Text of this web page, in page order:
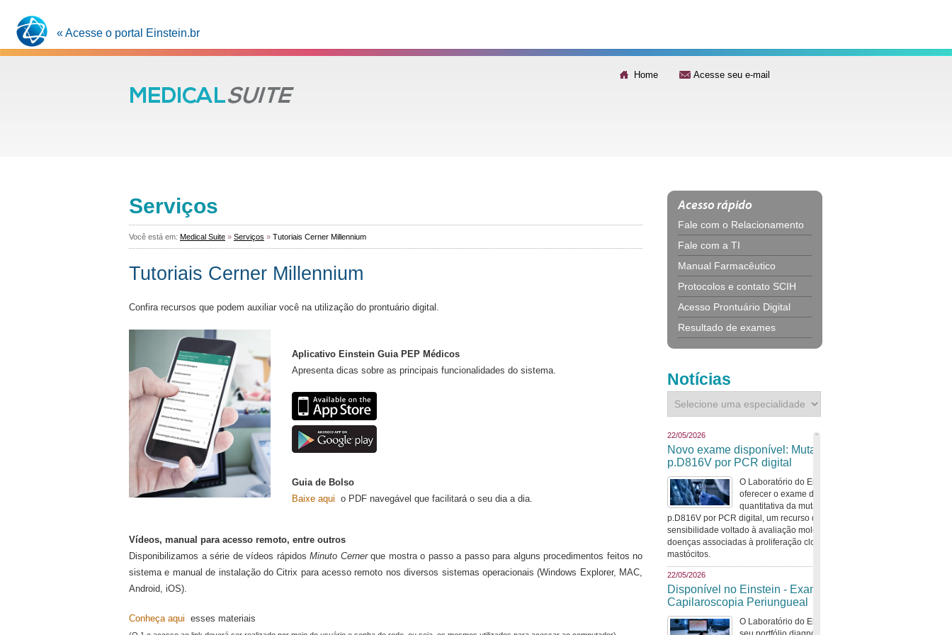
« Acesse o portal Einstein.br
Home Acesse seu e-mail
Serviços
Você está em: Medical Suite » Serviços » Tutoriais Cerner Millennium
Tutoriais Cerner Millennium
​​​​​​​​Confira recursos que podem auxiliar você na utilização do prontuário digital.
Aplicativo Einstein Guia PEP Médicos
Apresenta dicas sobre as principais funcionalidades do sistema.​​
Guia de Bolso
Baixe aqui ​​​​ o PDF navegável que facilitará o seu dia a dia.
Vídeos, manual para acesso remoto, entre outros
Disponibilizamos a série de vídeos rápidos Minuto Cernerque mostra o passo a passo para alguns procedimentos feitos no
sistema e​ manual de instalação do Citrix para acesso remoto nos diversos sistemas operacionais (Windows Explorer, MAC,
Android, iOS).
Conheça aqui ​ esses materiais
Acesso rápido
Fale com o Relacionamento
Fale com a TI
Manual Farmacêutico
Protocolos e contato SCIH
Acesso Prontuário Digital
Resultado de exames
Notícias
22/05/2026
Novo exame disponível: Mutação cKIT
p.D816V por PCR digital
O Laboratório do Einstein passa a
oferecer o exame de detecção
quantitativa da mutação cKIT
p.D816V por PCR digital, um recurso de alta
sensibilidade voltado à avaliação molecular de
doenças associadas à proliferação clonal de
mastócitos.
22/05/2026
Disponível no Einstein - Exame de
Capilaroscopia Periungueal
O Laboratório do Einstein amplia